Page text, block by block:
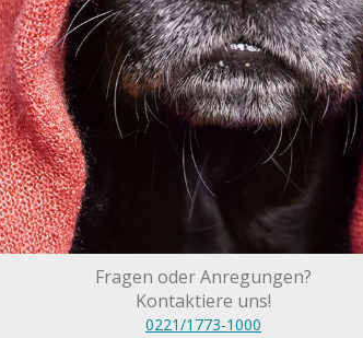
Fragen oder Anregungen?
Kontaktiere uns!
0221/1773-1000